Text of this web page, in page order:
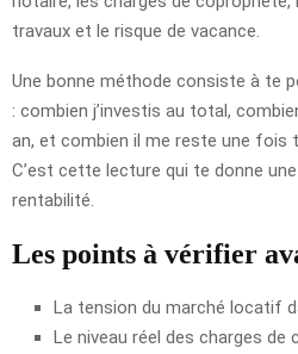
travaux et le risque de vacance.
Une bonne méthode consiste à te
: combien j’investis au total,
an, et combien il me reste une fois
C’est cette lecture qui te donne
rentabilité.
Les points à vérifier
La tension du marché locatif
Le niveau réel des charges de